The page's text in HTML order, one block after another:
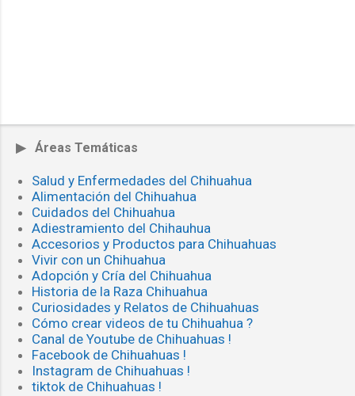
▶ Áreas Temáticas
Salud y Enfermedades del Chihuahua
Alimentación del Chihuahua
Cuidados del Chihuahua
Adiestramiento del Chihauhua
Accesorios y Productos para Chihuahuas
Vivir con un Chihuahua
Adopción y Cría del Chihuahua
Historia de la Raza Chihuahua
Curiosidades y Relatos de Chihuahuas
Cómo crear videos de tu Chihuahua ?
Canal de Youtube de Chihuahuas !
Facebook de Chihuahuas !
Instagram de Chihuahuas !
tiktok de Chihuahuas !